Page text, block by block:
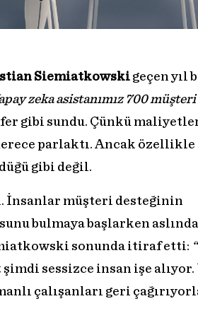
Siemiatkowski geçen yıl
zeka asistanımız 700 müşteri
gibi sundu. Çünkü
parlaktı. Ancak özellikle
gibi değil.
İnsanlar müşteri desteğinin
bulmaya başlarken
sonunda itiraf etti:
sessizce insan işe alıyor.
çalışanları geri